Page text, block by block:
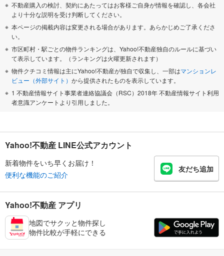
不動産購入の検討、契約にあたってはお客様ご自身が情報を確認し、各会社
より十分な説明を受け判断してください。
本ページの掲載内容は変更される場合があります。あらかじめご了承くださ
い。
市区町村・駅ごとの物件ランキングは、Yahoo!不動産独自のルールに基づい
て表示しています。（ランキングは火曜更新されます）
物件クチコミ情報は主にYahoo!不動産が独自で収集し、一部はマンションレ
ビュー（外部サイト） から提供されたものを表示しています。
1 不動産情報サイト事業者連絡協議会（RSC）2018年 不動産情報サイト利用
者意識アンケートより引用しました。
Yahoo!不動産 LINE公式アカウント
新着物件をいち早くお届け！
便利な機能のご紹介
友だち追加
Yahoo!不動産 アプリ
地図でサクッと物件探し
物件比較が手軽にできる